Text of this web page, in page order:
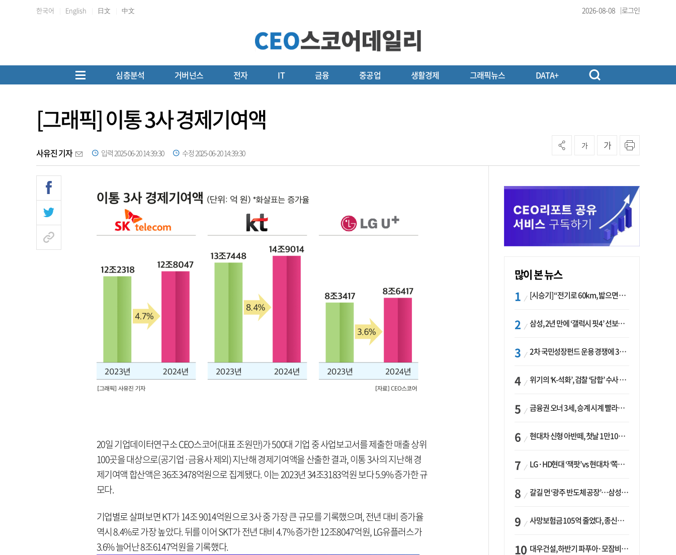
한국어 English 日文 中文 2026-08-08 로그인
심층분석 거버넌스 전자 IT 금융 중공업 생활경제 그래픽뉴스 DATA+
[그래픽] 이통 3사 경제기여액
사유진 기자 입력 2025-06-20 14:39:30 수정 2025-06-20 14:39:30
가 가
20일 기업데이터연구소 CEO스코어(대표 조원만)가 500대 기업 중 사업보고서를 제출한 매출 상위
100곳을 대상으로(공기업·금융사 제외) 지난해 경제기여액을 산출한 결과, 이통 3사의 지난해 경
제기여액 합산액은 36조3478억원으로 집계됐다. 이는 2023년 34조3183억원 보다 5.9% 증가한 규
모다.
기업별로 살펴보면 KT가 14조 9014억원으로 3사 중 가장 큰 규모를 기록했으며, 전년 대비 증가율
역시 8.4%로 가장 높았다. 뒤를 이어 SKT가 전년 대비 4.7% 증가한 12조8047억원, LG유플러스가
3.6% 늘어난 8조6147억원을 기록했다.
많이 본 뉴스
[시승기] “전기로 60km, 밟으면 462마력”…볼보 XC60 T8의 두 얼굴
삼성, 2년 만에 ‘갤럭시 핏4’ 선보이나…웨어러블 생태계 확장 ‘시동’
2차 국민성장펀드 운용 경쟁에 33개사 몰렸다…신한·하나 등 새 얼굴 대거 합류
위기의 ‘K-석화’, 검찰 ‘담합’ 수사 착수…“LG·한화·롯데 등 7개 업체, 8개 제품 가격 담합”
금융권 오너 3세, 승계 시계 빨라지나…한국투자 ‘속도’·미래에셋·메리츠는 ‘거리두기’
현대차 신형 아반떼, 첫날 1만1094대 계약…역대 최고치 경신
LG·HD현대 ‘잭팟’ vs 현대차 ‘쪽박’…글로벌 사모펀드, 韓 대기업 투자 ‘희비’
갈길 먼 ‘광주 반도체 공장’…삼성·SK, ‘주 52시간제’ 규제 해소 ‘공방’
사망보험금 105억 줄었다, 종신보험·유동화 동시에 ‘주춤’…신한라이프는 401억 급증
대우건설, 하반기 파푸아·모잠비크 LNG 플랜트 수주 가시권…수주목표 27조로 샹향